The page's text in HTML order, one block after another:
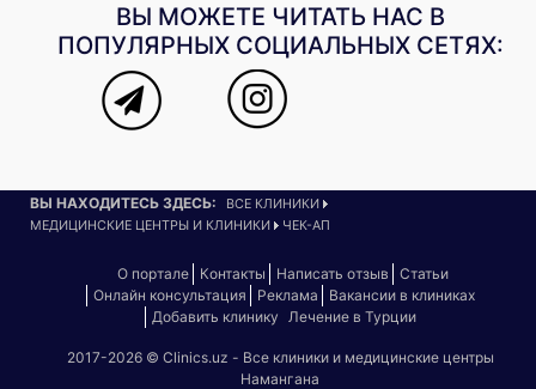
ВЫ МОЖЕТЕ ЧИТАТЬ НАС В
ПОПУЛЯРНЫХ СОЦИАЛЬНЫХ СЕТЯХ:
ВЫ НАХОДИТЕСЬ ЗДЕСЬ:
ВСЕ КЛИНИКИ
МЕДИЦИНСКИЕ ЦЕНТРЫ И КЛИНИКИ
ЧЕК-АП
О портале Контакты Написать отзыв
Статьи
Онлайн консультация
Реклама
Вакансии в клиниках
Добавить клинику
Лечение в Турции
2017-2026 © Clinics.uz - Все клиники и медицинские центры
Намангана